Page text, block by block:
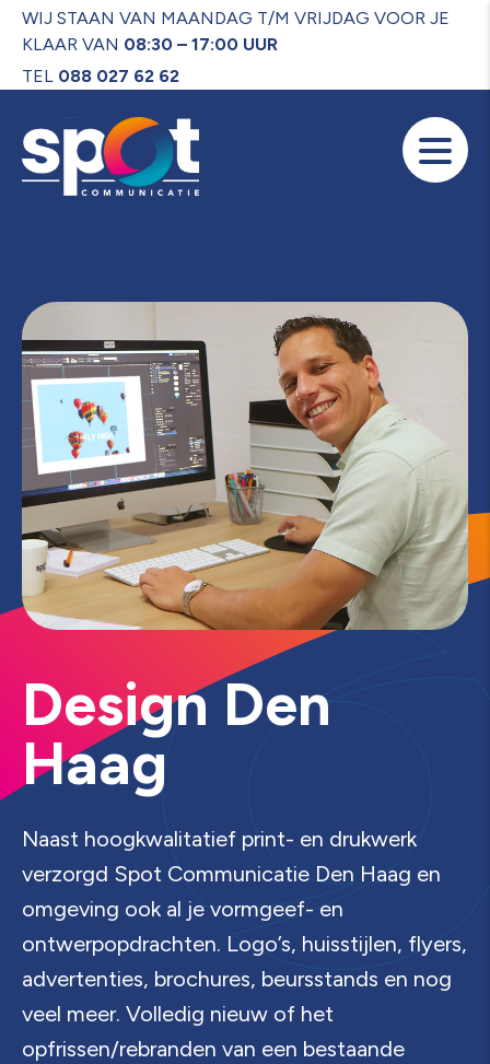
WIJ STAAN VAN MAANDAG T/M VRIJDAG VOOR JE
KLAAR VAN 08:30 – 17:00 UUR
TEL 088 027 62 62
Design Den
Haag
Naast hoogkwalitatief print- en drukwerk
verzorgd Spot Communicatie Den Haag en
omgeving ook al je vormgeef- en
ontwerpopdrachten. Logo’s, huisstijlen, flyers,
advertenties, brochures, beursstands en nog
veel meer. Volledig nieuw of het
opfrissen/rebranden van een bestaande